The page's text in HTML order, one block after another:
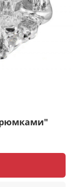
рюмками"